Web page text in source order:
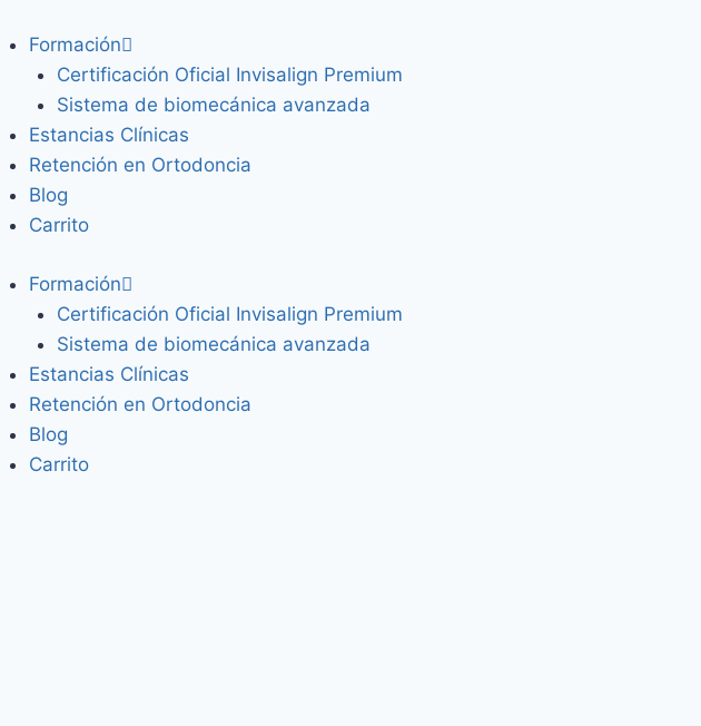
Formación
Certificación Oficial Invisalign Premium
Sistema de biomecánica avanzada
Estancias Clínicas
Retención en Ortodoncia
Blog
Carrito
Formación
Certificación Oficial Invisalign Premium
Sistema de biomecánica avanzada
Estancias Clínicas
Retención en Ortodoncia
Blog
Carrito